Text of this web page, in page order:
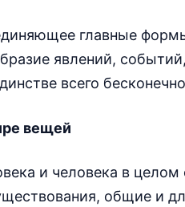
главные
явлений,
всего
вещей
и человека в
общие и